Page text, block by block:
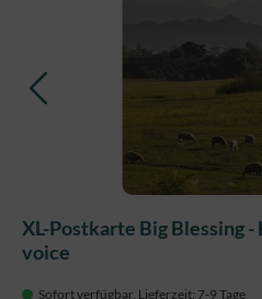
XL-Postkarte Big Blessing -
voice
Sofort verfügbar, Lieferzeit: 7-9 Tage